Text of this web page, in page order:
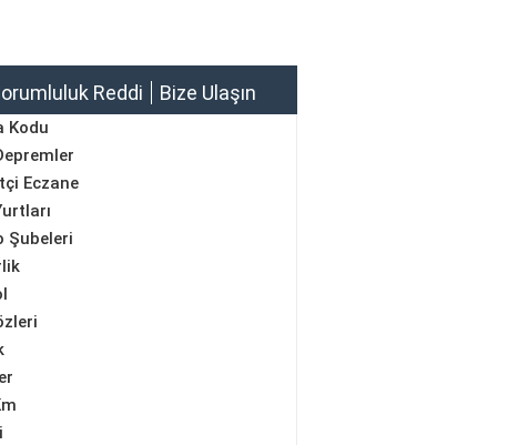
Reddi Bize Ulaşın
Kodu
Eczane
Şubeleri